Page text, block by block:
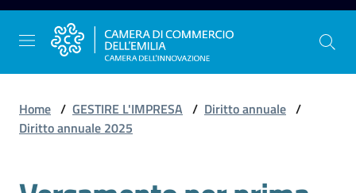
Vai al contenuto
Vai alla navigazione
Vai al footer
Camera
Home / GESTIRE L'IMPRESA / Diritto annuale /
Diritto annuale 2025